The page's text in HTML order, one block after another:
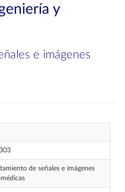
y
e imágenes
de señales e imágenes